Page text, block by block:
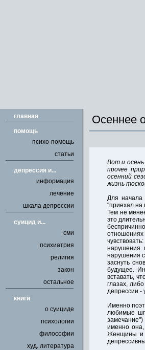
главная
помощь
психо-помощь
статьи
депрессия и...
информация
лечение
шкала депрессии
cуицид и...
сми
психиатрия
религия
закон
остальное
книги
о суициде
психологии
философии
худ. литература
Осеннее
Вот и осень
прочее
осенний
жизнь
Для начала
"приехал на
Тем не
это
отношениях
нарушения
нарушения
заснуть
будущее.
вставать,
глазах,
депрессии -
Именно
любимые
замечание")
именно она,
Женщины и